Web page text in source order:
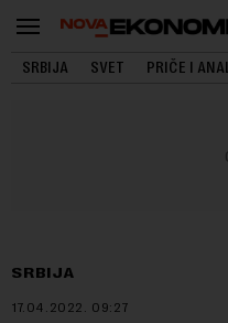
SRBIJA SVET PRIČE I
SRBIJA
17.04.2022. 09:27